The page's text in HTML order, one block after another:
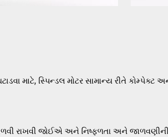
માટે, સ્પિન્ડલ મોટર સામાન્ય રીતે
રાખવી જોઈએ અને નિષ્ફળતા અને